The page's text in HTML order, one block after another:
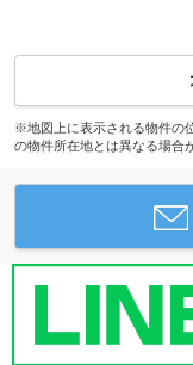
※地図上に表示される物件の
の物件所在地とは異なる場合